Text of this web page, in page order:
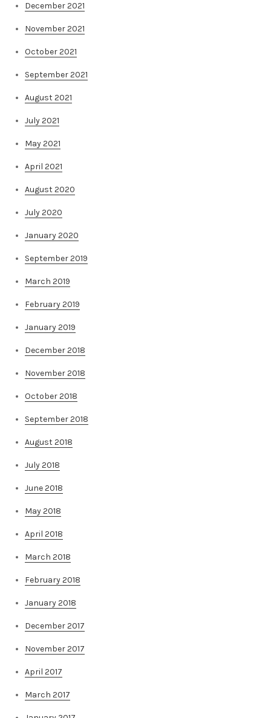
December 2021
November 2021
October 2021
September 2021
August 2021
July 2021
May 2021
April 2021
August 2020
July 2020
January 2020
September 2019
March 2019
February 2019
January 2019
December 2018
November 2018
October 2018
September 2018
August 2018
July 2018
June 2018
May 2018
April 2018
March 2018
February 2018
January 2018
December 2017
November 2017
April 2017
March 2017